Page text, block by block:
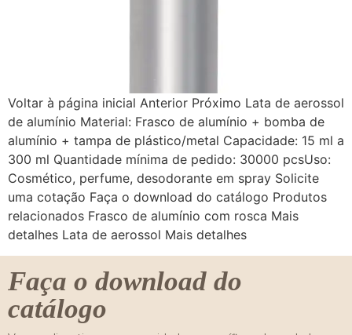
Voltar à página inicial Anterior Próximo Lata de aerossol
de alumínio Material: Frasco de alumínio + bomba de
alumínio + tampa de plástico/metal Capacidade: 15 ml a
300 ml Quantidade mínima de pedido: 30000 pcsUso:
Cosmético, perfume, desodorante em spray Solicite
uma cotação Faça o download do catálogo Produtos
relacionados Frasco de alumínio com rosca Mais
detalhes Lata de aerossol Mais detalhes
Faça o download do
catálogo